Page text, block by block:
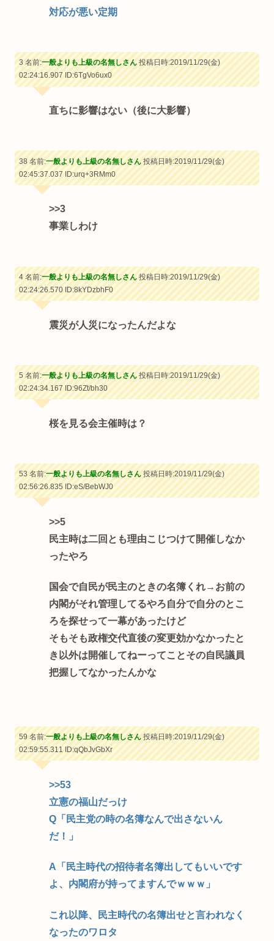
対応が悪い定期
3 名前:一般よりも上級の名無しさん投稿日時:2019/11/29(金)
02:24:16.907ID:6TgVo6ux0
直ちに影響はない（後に大影響）
38 名前:一般よりも上級の名無しさん投稿日時:2019/11/29(金)
02:45:37.037ID:urq+3RMm0
>>3
事業しわけ
4 名前:一般よりも上級の名無しさん投稿日時:2019/11/29(金)
02:24:26.570ID:8kYDzbhF0
震災が人災になったんだよな
5 名前:一般よりも上級の名無しさん投稿日時:2019/11/29(金)
02:24:34.167ID:96Zt/bh30
桜を見る会主催時は？
53 名前:一般よりも上級の名無しさん投稿日時:2019/11/29(金)
02:56:26.835ID:eS/BebWJ0
>>5
民主時は二回とも理由こじつけて開催しなか
ったやろ
国会で自民が民主のときの名簿くれ→お前の
内閣がそれ管理してるやろ自分で自分のとこ
ろを探せって一幕があったけど
そもそも政権交代直後の変更効かなかったと
き以外は開催してねーってことその自民議員
把握してなかったんかな
59 名前:一般よりも上級の名無しさん投稿日時:2019/11/29(金)
02:59:55.311ID:qQbJvGbXr
>>53
立憲の福山だっけ
Q「民主党の時の名簿なんで出さないん
だ！」
A「民主時代の招待者名簿出してもいいです
よ、内閣府が持ってますんでｗｗｗ」
これ以降、民主時代の名簿出せと言われなく
なったのワロタ